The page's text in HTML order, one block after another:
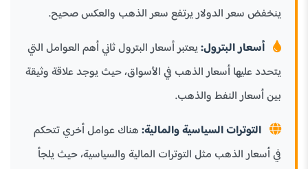
ينخفض سعر الدولار يرتفع سعر الذهب والعكس صحيح.
أسعار البترول:يعتبر أسعار البترول ثاني أهم العوامل التي
يتحدد عليها أسعار الذهب في الأسواق، حيث يوجد علاقة وثيقة
بين أسعار النفط والذهب.
التوترات السياسية والمالية:هناك عوامل أخري تتحكم
في أسعار الذهب مثل التوترات المالية والسياسية، حيث يلجأ